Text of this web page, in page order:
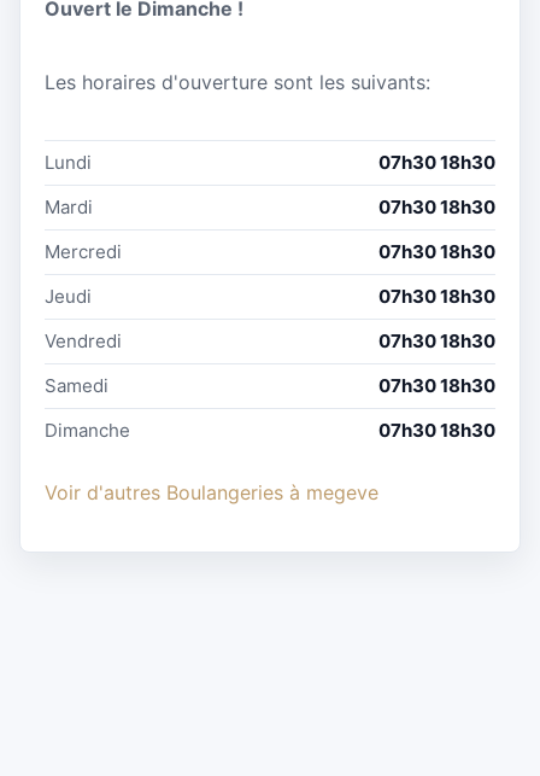
Ouvert le Dimanche !
Les horaires d'ouverture sont les suivants:
Lundi
07h30 18h30
Mardi
07h30 18h30
Mercredi
07h30 18h30
Jeudi
07h30 18h30
Vendredi
07h30 18h30
Samedi
07h30 18h30
Dimanche
07h30 18h30
Voir d'autres Boulangeries à megeve